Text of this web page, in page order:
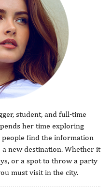
student, and full-time
her time exploring
find the information
new destination. Whether it
or a spot to throw a party
must visit in the city.